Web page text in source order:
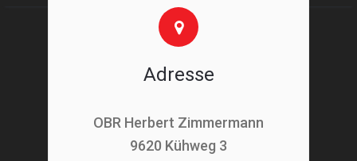
Adresse
OBR Herbert Zimmermann
9620 Kühweg 3